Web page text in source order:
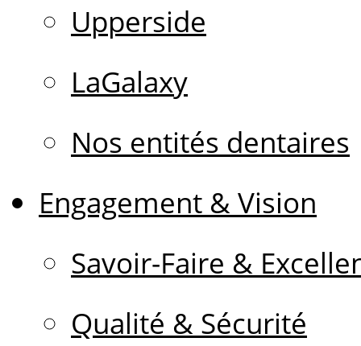
Upperside
LaGalaxy
Nos entités dentaires
Engagement & Vision
Savoir-Faire &
Qualité & Sécurité